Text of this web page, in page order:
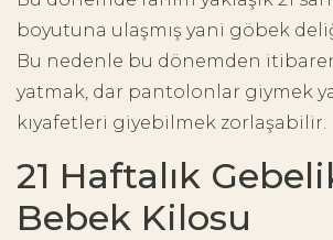
boyutuna ulaşmış yani göbek
Bu nedenle bu dönemden
yatmak, dar pantolonlar giymek
kıyafetleri giyebilmek zorlaşabilir.
21 Haftalık
Bebek Kilosu